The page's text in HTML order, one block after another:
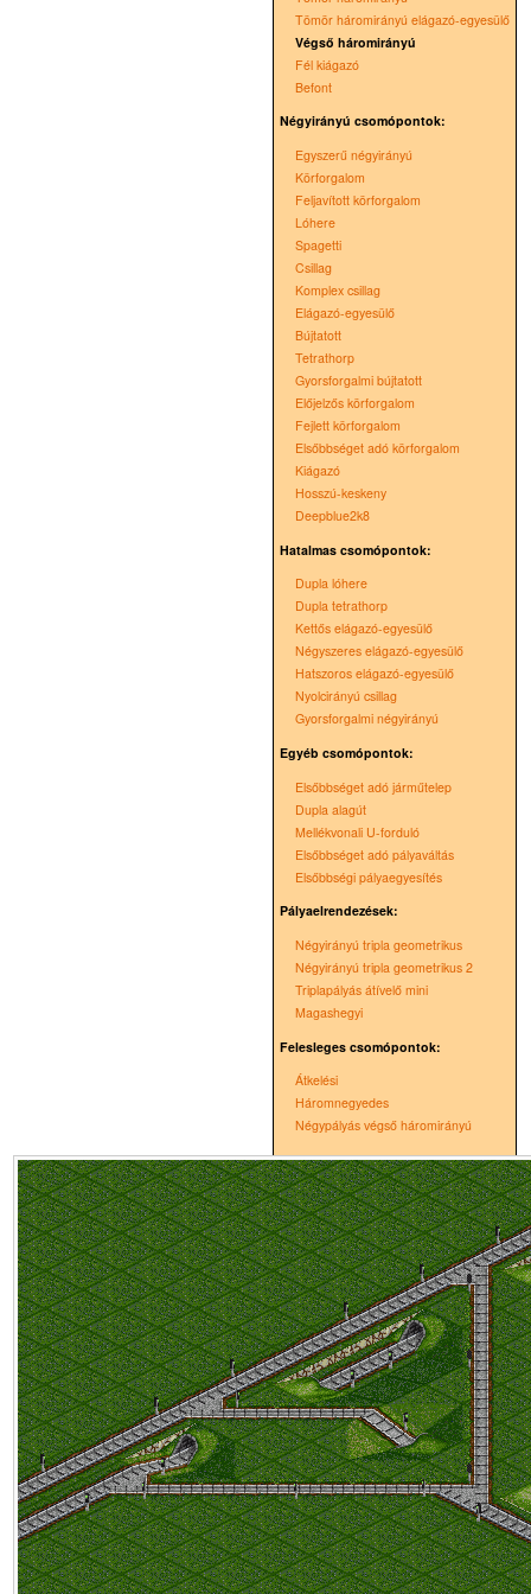
Tömör háromirányú elágazó-egyesülő
Végső háromirányú
Fél kiágazó
Befont
Négyirányú csomópontok:
Egyszerű négyirányú
Körforgalom
Feljavított körforgalom
Lóhere
Spagetti
Csillag
Komplex csillag
Elágazó-egyesülő
Bújtatott
Tetrathorp
Gyorsforgalmi bújtatott
Előjelzős körforgalom
Fejlett körforgalom
Elsőbbséget adó körforgalom
Kiágazó
Hosszú-keskeny
Deepblue2k8
Hatalmas csomópontok:
Dupla lóhere
Dupla tetrathorp
Kettős elágazó-egyesülő
Négyszeres elágazó-egyesülő
Hatszoros elágazó-egyesülő
Nyolcirányú csillag
Gyorsforgalmi négyirányú
Egyéb csomópontok:
Elsőbbséget adó járműtelep
Dupla alagút
Mellékvonali U-forduló
Elsőbbséget adó pályaváltás
Elsőbbségi pályaegyesítés
Pályaelrendezések:
Négyirányú tripla geometrikus
Négyirányú tripla geometrikus 2
Triplapályás átívelő mini
Magashegyi
Felesleges csomópontok:
Átkelési
Háromnegyedes
Négypályás végső háromirányú